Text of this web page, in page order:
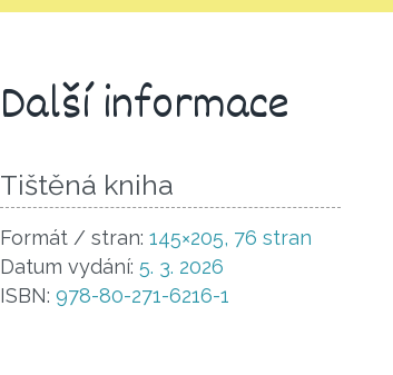
Další informace
Tištěná kniha
Formát / stran: 145×205, 76 stran
Datum vydání: 5. 3. 2026
ISBN: 978-80-271-6216-1